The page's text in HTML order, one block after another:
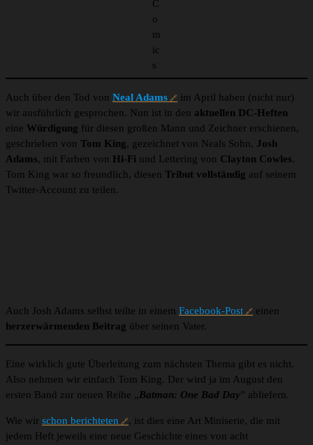
C
o
m
ic
s
Auch über den Tod von Neal Adams
im April haben (nicht nur)
wir ausführlich gesprochen. Nun ist in den aktuellen DC-Heften
eine Würdigung für diesen großen Mann und Zeichner erschienen,
geschrieben von Tom King, gezeichnet von Neals Sohn, Josh
Adams, mit Farben von Hi-Fi und Lettering von Clayton Cowles.
Tom King war so freundlich, diesen Tribut vollständig auf seinem
Twitter-Account zu teilen.
Auch Josh Adams selbst teilte in einem Facebook-Post
einen
herzerwärmenden Beitrag über seinen Vater.
Eine wirklich gute Überleitung zum nächsten Thema gibt es nicht.
Also nehmen wir einfach Tom King. Der wird ja im August den
ersten Band zur neuen Reihe „ Batman: One Bad Day” abliefern.
Wie wir schon berichteten
, ist dies eine Art Miniserie, die mit
jedem Heft jeweils eine neue Geschichte eines von acht